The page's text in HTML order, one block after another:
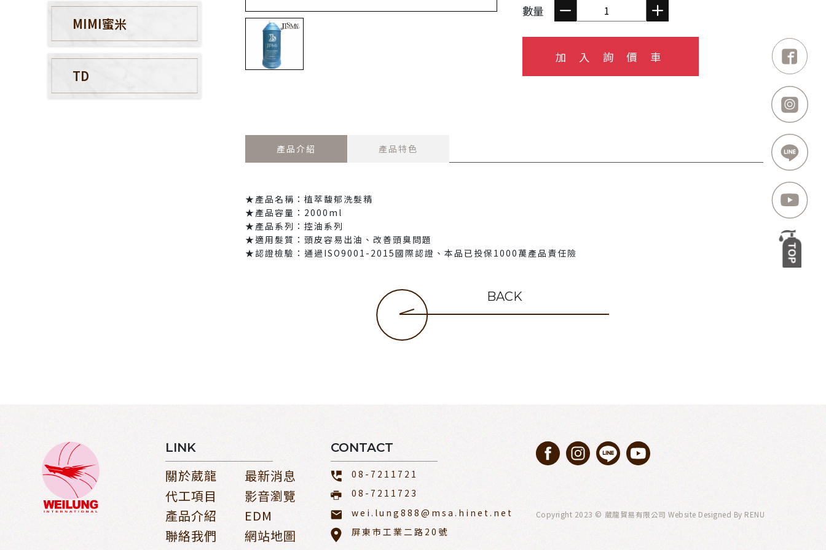
MIMI蜜米
TD
數量
加 入 詢 價 車
產品介紹 產品特色
★產品名稱：植萃馥郁洗髮精
★產品容量：2000ml
★產品系列：控油系列
★適用髮質：頭皮容易出油、改善頭臭問題
★認證檢驗：通過ISO9001-2015國際認證、本品已投保1000萬產品責任險
BACK
LINK
關於葳龍
代工項目
產品介紹
聯絡我們
最新消息
影音瀏覽
EDM
網站地圖
CONTACT
08-7211721
08-7211723
wei.lung888@msa.hinet.net
屏東市工業二路20號
Copyright 2023 © 葳龍貿易有限公司 Website Designed By RENU